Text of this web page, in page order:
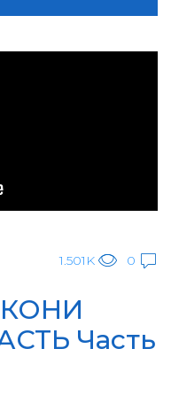
1.501K 0
Часть